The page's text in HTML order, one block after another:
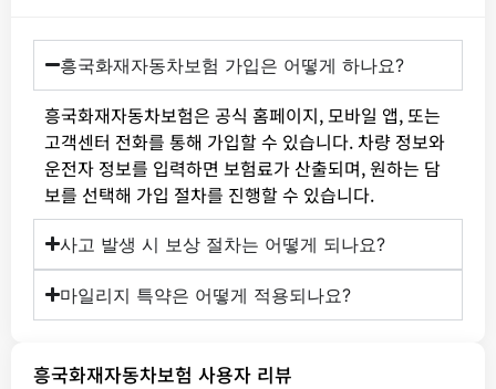
흥국화재자동차보험 가입은 어떻게 하나요?
흥국화재자동차보험은 공식 홈페이지, 모바일 앱, 또는
고객센터 전화를 통해 가입할 수 있습니다. 차량 정보와
운전자 정보를 입력하면 보험료가 산출되며, 원하는 담
보를 선택해 가입 절차를 진행할 수 있습니다.
사고 발생 시 보상 절차는 어떻게 되나요?
마일리지 특약은 어떻게 적용되나요?
흥국화재자동차보험 사용자 리뷰